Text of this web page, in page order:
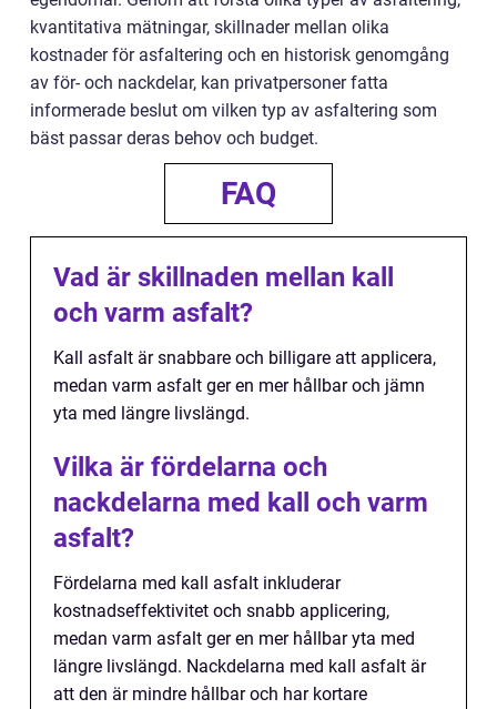
kvantitativa mätningar, skillnader mellan olika
kostnader för asfaltering och en historisk genomgång
av för- och nackdelar, kan privatpersoner fatta
informerade beslut om vilken typ av asfaltering som
bäst passar deras behov och budget.
FAQ
Vad är skillnaden mellan kall
och varm asfalt?
Kall asfalt är snabbare och billigare att applicera,
medan varm asfalt ger en mer hållbar och jämn
yta med längre livslängd.
Vilka är fördelarna och
nackdelarna med kall och varm
asfalt?
Fördelarna med kall asfalt inkluderar
kostnadseffektivitet och snabb applicering,
medan varm asfalt ger en mer hållbar yta med
längre livslängd. Nackdelarna med kall asfalt är
att den är mindre hållbar och har kortare